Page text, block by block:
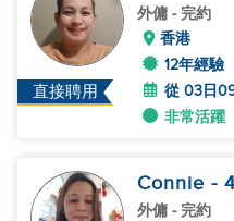
直接聘用
外傭 - 完約
香港
12年經驗
從 03日
非常活躍
Connie -
外傭 - 完約